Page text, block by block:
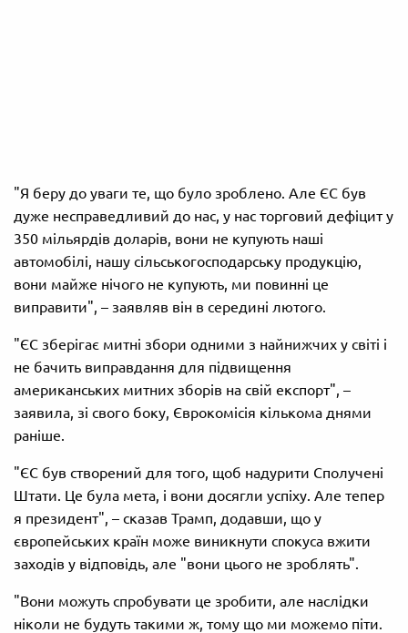
"Я беру до уваги те, що було зроблено. Але ЄС був
дуже несправедливий до нас, у нас торговий дефіцит у
350 мільярдів доларів, вони не купують наші
автомобілі, нашу сільськогосподарську продукцію,
вони майже нічого не купують, ми повинні це
виправити", – заявляв він в середині лютого.
"ЄС зберігає митні збори одними з найнижчих у світі і
не бачить виправдання для підвищення
американських митних зборів на свій експорт", –
заявила, зі свого боку, Єврокомісія кількома днями
раніше.
"ЄС був створений для того, щоб надурити Сполучені
Штати. Це була мета, і вони досягли успіху. Але тепер
я президент", – сказав Трамп, додавши, що у
європейських країн може виникнути спокуса вжити
заходів у відповідь, але "вони цього не зроблять".
"Вони можуть спробувати це зробити, але наслідки
ніколи не будуть такими ж, тому що ми можемо піти.